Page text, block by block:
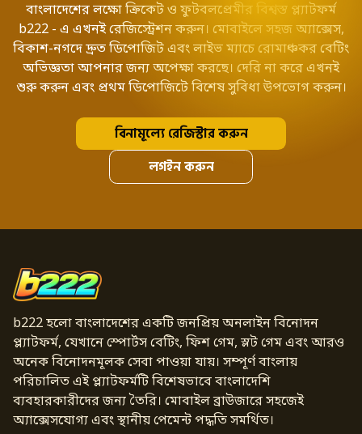
বাংলাদেশের লক্ষো ক্রিকেট ও ফুটবলপ্রেমীর বিশ্বস্ত প্ল্যাটফর্ম
b222 - এ এখনই রেজিস্ট্রেশন করুন। মোবাইলে সহজ অ্যাক্সেস,
বিকাশ-নগদে দ্রুত ডিপোজিট এবং লাইভ ম্যাচে রোমাঞ্চকর বেটিং
অভিজ্ঞতা আপনার জন্য অপেক্ষা করছে। দেরি না করে এখনই
শুরু করুন এবং প্রথম ডিপোজিটে বিশেষ সুবিধা উপভোগ করুন।
বিনামূল্যে রেজিস্টার করুন
লগইন করুন
b222 হলো বাংলাদেশের একটি জনপ্রিয় অনলাইন বিনোদন
প্ল্যাটফর্ম, যেখানে স্পোর্টস বেটিং, ফিশ গেম, স্লট গেম এবং আরও
অনেক বিনোদনমূলক সেবা পাওয়া যায়। সম্পূর্ণ বাংলায়
পরিচালিত এই প্ল্যাটফর্মটি বিশেষভাবে বাংলাদেশি
ব্যবহারকারীদের জন্য তৈরি। মোবাইল ব্রাউজারে সহজেই
অ্যাক্সেসযোগ্য এবং স্থানীয় পেমেন্ট পদ্ধতি সমর্থিত।